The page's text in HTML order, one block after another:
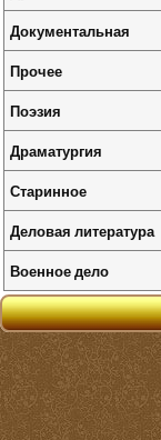
Документальная
Прочее
Поэзия
Драматургия
Старинное
Деловая литература
Военное дело